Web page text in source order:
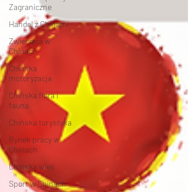
Zagraniczne
Handel z Chinami
Zwierzęta w
Chinach
Chińska
motoryzacja
Chińska flora i
fauna
Chińska turystyka
Rynek pracy w
Chinach
Chińska wieś
Sport w Chinach